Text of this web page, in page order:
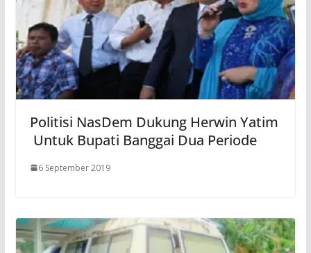
Politisi NasDem Dukung Herwin Yatim
Untuk Bupati Banggai Dua Periode
6 September 2019